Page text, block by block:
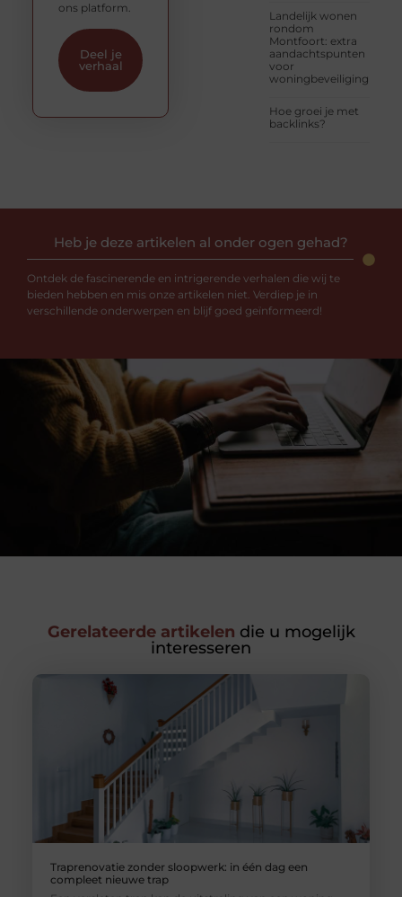
Landelijk wonen
rondom
Montfoort: extra
aandachtspunten
voor
woningbeveiliging
Hoe groei je met
backlinks?
ons platform.
Deel je
verhaal
Heb je deze artikelen al onder ogen gehad?
Ontdek de fascinerende en intrigerende verhalen die wij te
bieden hebben en mis onze artikelen niet. Verdiep je in
verschillende onderwerpen en blijf goed geïnformeerd!
Gerelateerde artikelen die u mogelijk
interesseren
Traprenovatie zonder sloopwerk: in één dag een
compleet nieuwe trap